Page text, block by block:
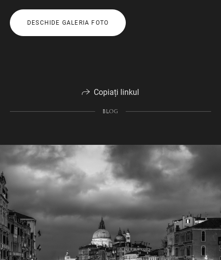
DESCHIDE GALERIA FOTO
Copiați linkul
BLOG